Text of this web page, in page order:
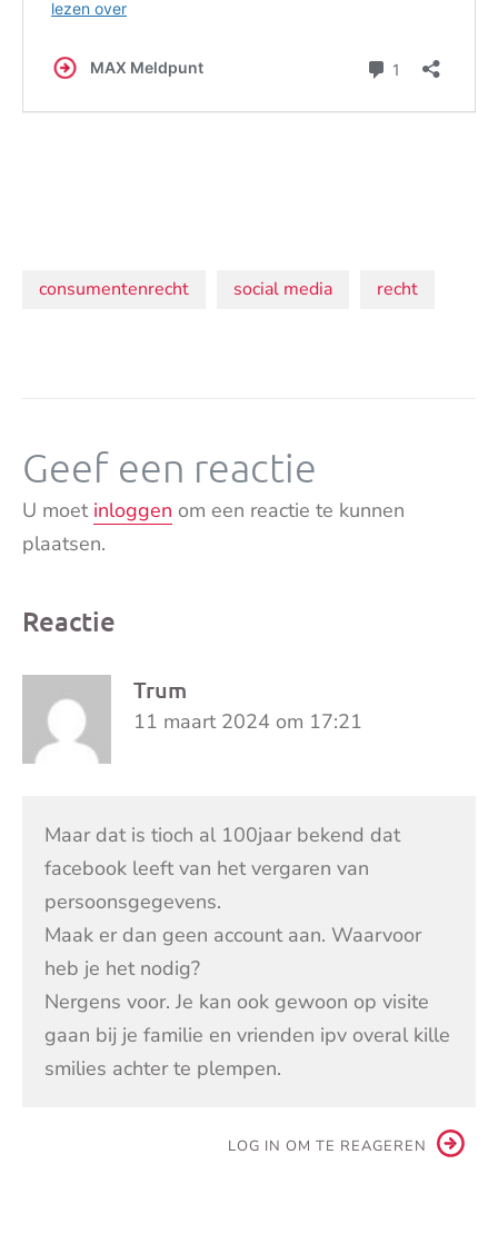
Onderwerpen:
consumentenrecht social media recht
Geef een reactie
U moet inloggen om een reactie te kunnen
plaatsen.
Reactie
Trum
11 maart 2024 om 17:21
Maar dat is tioch al 100jaar bekend dat
facebook leeft van het vergaren van
persoonsgegevens.
Maak er dan geen account aan. Waarvoor
heb je het nodig?
Nergens voor. Je kan ook gewoon op visite
gaan bij je familie en vrienden ipv overal kille
smilies achter te plempen.
LOG IN OM TE REAGEREN